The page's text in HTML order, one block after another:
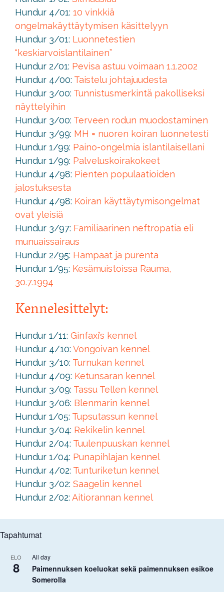
Hundur 4/01: 10 vinkkiä
ongelmakäyttäytymisen käsittelyyn
Hundur 3/01: Luonnetestien
“keskiarvoislantilainen”
Hundur 2/01: Pevisa astuu voimaan 1.1.2002
Hundur 4/00: Taistelu johtajuudesta
Hundur 3/00: Tunnistusmerkintä pakolliseksi
näyttelyihin
Hundur 3/00: Terveen rodun muodostaminen
Hundur 3/99: MH = nuoren koiran luonnetesti
Hundur 1/99: Paino-ongelmia islantilaisellani
Hundur 1/99: Palveluskoirakokeet
Hundur 4/98: Pienten populaatioiden
jalostuksesta
Hundur 4/98: Koiran käyttäytymisongelmat
ovat yleisiä
Hundur 3/97: Familiaarinen neftropatia eli
munuaissairaus
Hundur 2/95: Hampaat ja purenta
Hundur 1/95: Kesämuistoissa Rauma,
30.7.1994
Kennelesittelyt:
Hundur 1/11: Ginfaxi’s kennel
Hundur 4/10: Vongoivan kennel
Hundur 3/10: Turnukan kennel
Hundur 4/09: Ketunsaran kennel
Hundur 3/09: Tassu Tellen kennel
Hundur 3/06: Blenmarin kennel
Hundur 1/05: Tupsutassun kennel
Hundur 3/04: Rekikelin kennel
Hundur 2/04: Tuulenpuuskan kennel
Hundur 1/04: Punapihlajan kennel
Hundur 4/02: Tunturiketun kennel
Hundur 3/02: Saagelin kennel
Hundur 2/02: Aitiorannan kennel
Tapahtumat
ELO
8
All day
Paimennuksen koeluokat sekä paimennuksen esikoe
Somerolla